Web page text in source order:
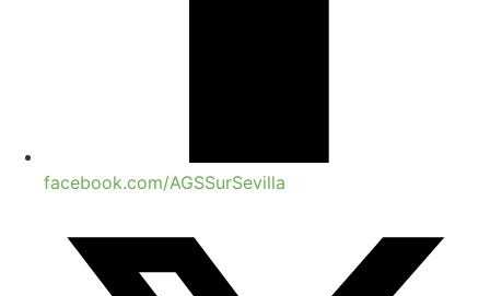
facebook.com/AGSSurSevilla